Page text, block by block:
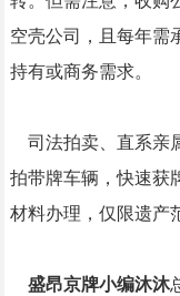
空壳公司，且每年需
持有或商务需求。
司法拍卖、直系亲
拍带牌车辆，快速获
材料办理，仅限遗产
盛昂京牌小编沐沐